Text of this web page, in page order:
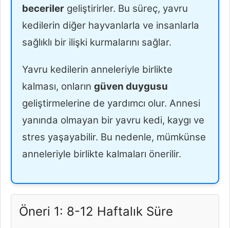
beceriler geliştirirler. Bu süreç, yavru
kedilerin diğer hayvanlarla ve insanlarla
sağlıklı bir ilişki kurmalarını sağlar.
Yavru kedilerin anneleriyle birlikte
kalması, onların güven duygusu
geliştirmelerine de yardımcı olur. Annesi
yanında olmayan bir yavru kedi, kaygı ve
stres yaşayabilir. Bu nedenle, mümkünse
anneleriyle birlikte kalmaları önerilir.
Öneri 1: 8-12 Haftalık Süre